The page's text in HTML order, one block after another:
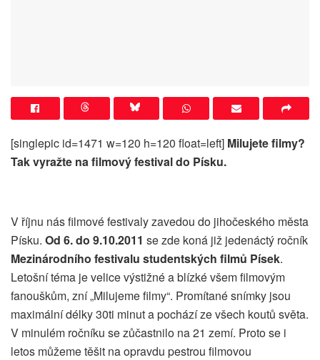
[singlepic id=1471 w=120 h=120 float=left] Milujete filmy?
Tak vyražte na filmový festival do Písku.
V říjnu nás filmové festivaly zavedou do jihočeského města
Písku. Od 6. do 9.10.2011 se zde koná již jedenáctý ročník
Mezinárodního festivalu studentských filmů Písek.
Letošní téma je velice výstižné a blízké všem filmovým
fanouškům, zní „Milujeme filmy“. Promítané snímky jsou
maximální délky 30ti minut a pochází ze všech koutů světa.
V minulém ročníku se zůčastnilo na 21 zemí. Proto se i
letos můžeme těšit na opravdu pestrou filmovou